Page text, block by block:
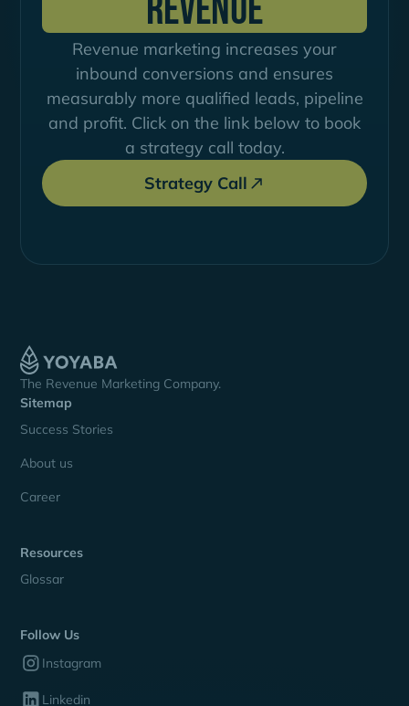
Revenue
Revenue marketing increases your
inbound conversions and ensures
measurably more qualified leads, pipeline
and profit. Click on the link below to book
a strategy call today.
Strategy Call
The Revenue Marketing Company.
Sitemap
Success Stories
About us
Career
Resources
Glossar
Follow Us
Instagram
Linkedin